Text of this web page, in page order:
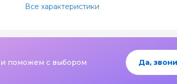
Все характеристики
поможем с выбором Да,